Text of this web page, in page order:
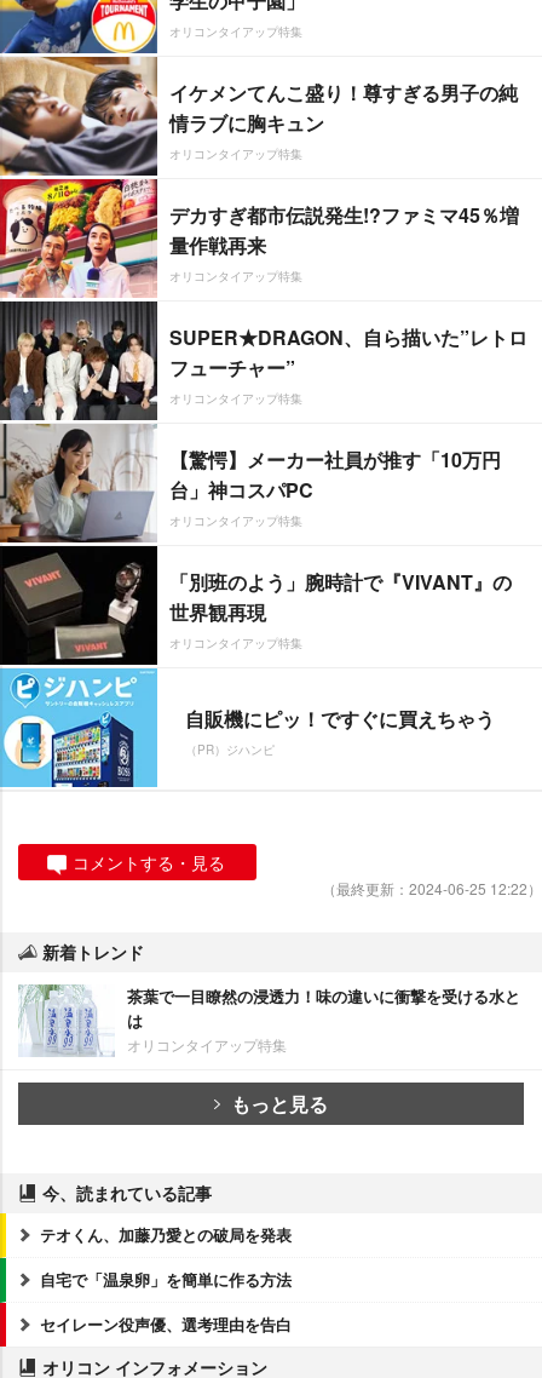
オリコンタイアップ特集
イケメンてんこ盛り！尊すぎる男子の純
情ラブに胸キュン
オリコンタイアップ特集
デカすぎ都市伝説発生!?ファミマ45％増
量作戦再来
オリコンタイアップ特集
SUPER★DRAGON、自ら描いた”レトロ
フューチャー”
オリコンタイアップ特集
【驚愕】メーカー社員が推す「10万円
台」神コスパPC
オリコンタイアップ特集
「別班のよう」腕時計で『VIVANT』の
世界観再現
オリコンタイアップ特集
自販機にピッ！ですぐに買えちゃう
（PR）ジハンピ
コメントする・見る
（最終更新：2024-06-25 12:22）
新着トレンド
茶葉で一目瞭然の浸透力！味の違いに衝撃を受ける水と
は
オリコンタイアップ特集
もっと見る
今、読まれている記事
テオくん、加藤乃愛との破局を発表
自宅で「温泉卵」を簡単に作る方法
セイレーン役声優、選考理由を告白
オリコン インフォメーション